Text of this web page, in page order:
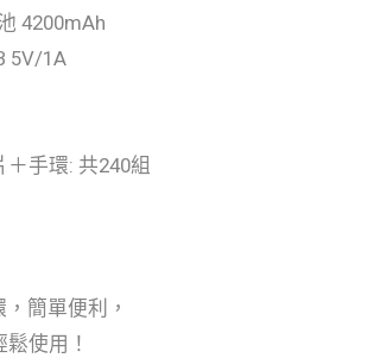
4200mAh
5V/1A
手環: 共240組
簡單便利，
使用！